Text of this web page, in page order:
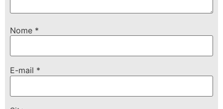
Nome *
E-mail *